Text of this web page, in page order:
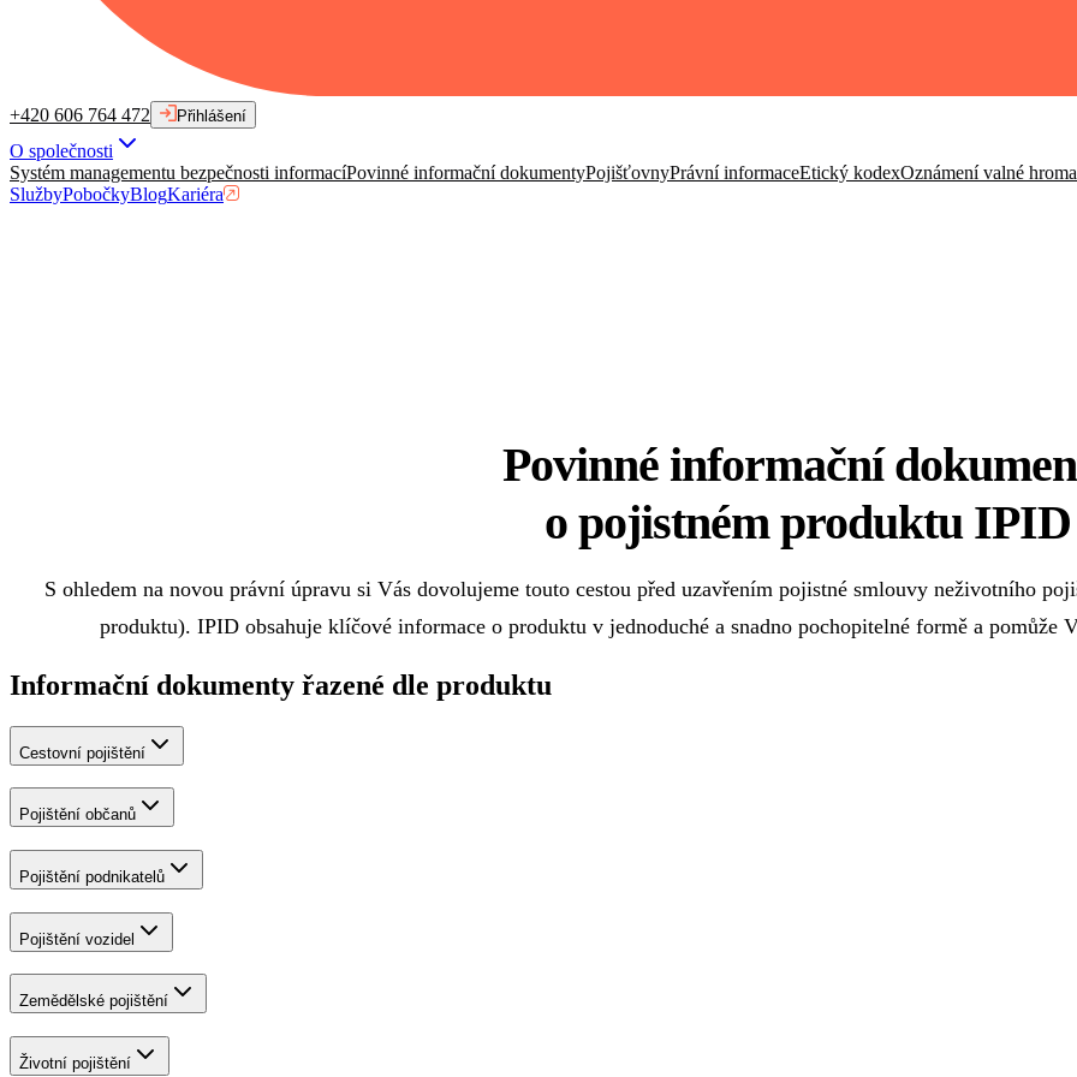
+420 606 764 472 Přihlášení
O společnosti
Systém managementu bezpečnosti informacíPovinné informační dokumentyPojišťovnyPrávní informaceEtický kodexOznámení valné
SlužbyPobočkyBlogKariéra
Povinné informační
o pojistném produktu IPID
S ohledem na novou právní úpravu si Vás dovolujeme touto cestou před uzavřením pojistné smlouvy neživotního
produktu). IPID obsahuje klíčové informace o produktu v jednoduché a snadno pochopitelné formě a pomůže
Informační dokumenty řazené dle produktu
Cestovní pojištění
Pojištění občanů
Pojištění podnikatelů
Pojištění vozidel
Zemědělské pojištění
Životní pojištění